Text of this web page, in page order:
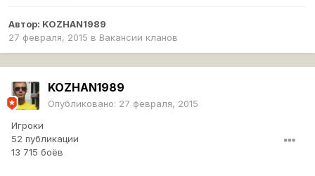
Автор: KOZHAN1989
27 февраля, 2015 в Вакансии кланов
KOZHAN1989
Опубликовано: 27 февраля, 2015
Игроки
52 публикации
13 715 боёв